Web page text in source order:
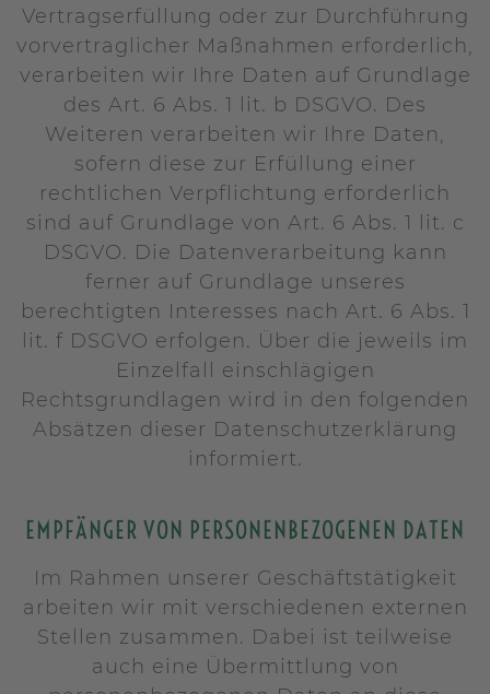
Vertragserfüllung oder zur Durchführung
vorvertraglicher Maßnahmen erforderlich,
verarbeiten wir Ihre Daten auf Grundlage
des Art. 6 Abs. 1 lit. b DSGVO. Des
Weiteren verarbeiten wir Ihre Daten,
sofern diese zur Erfüllung einer
rechtlichen Verpflichtung erforderlich
sind auf Grundlage von Art. 6 Abs. 1 lit. c
DSGVO. Die Datenverarbeitung kann
ferner auf Grundlage unseres
berechtigten Interesses nach Art. 6 Abs. 1
lit. f DSGVO erfolgen. Über die jeweils im
Einzelfall einschlägigen
Rechtsgrundlagen wird in den folgenden
Absätzen dieser Datenschutzerklärung
informiert.
EMPFÄNGER VON PERSONENBEZOGENEN DATEN
Im Rahmen unserer Geschäftstätigkeit
arbeiten wir mit verschiedenen externen
Stellen zusammen. Dabei ist teilweise
auch eine Übermittlung von